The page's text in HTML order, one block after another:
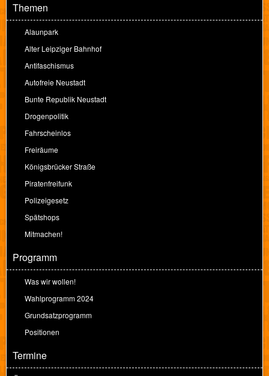
Themen
Alaunpark
Alter Leipziger Bahnhof
Antifaschismus
Autofreie Neustadt
Bunte Republik Neustadt
Drogenpolitik
Fahrscheinlos
Freiräume
Königsbrücker Straße
Piratenfreifunk
Polizeigesetz
Spätshops
Mitmachen!
Programm
Was wir wollen!
Wahlprogramm 2024
Grundsatzprogramm
Positionen
Termine